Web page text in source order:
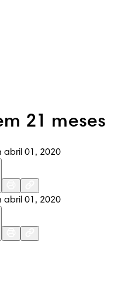
21 meses
abril 01, 2020
abril 01, 2020